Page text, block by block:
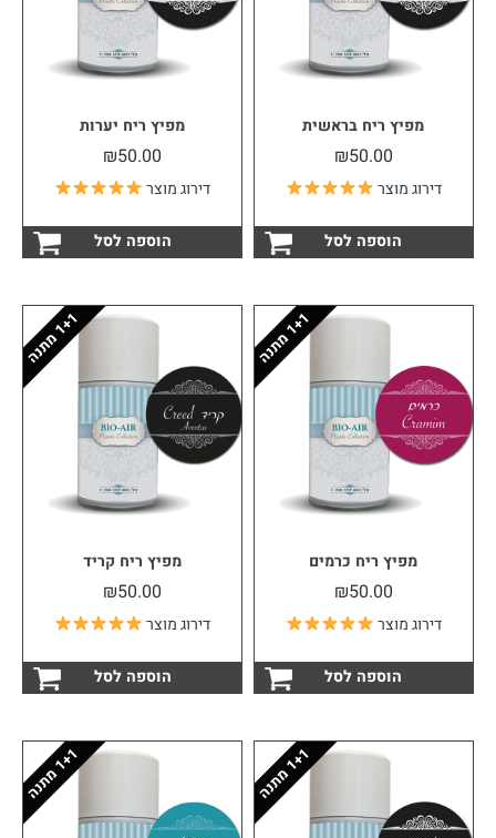
מפיץ ריח בראשית
₪50.00
דירוג מוצר
הוספה לסל
מפיץ ריח יערות
₪50.00
דירוג מוצר
הוספה לסל
1
+
1
מ
ת
נ
ה
מפיץ ריח כרמים
₪50.00
דירוג מוצר
הוספה לסל
1
+
1
מ
ת
נ
ה
מפיץ ריח קריד
₪50.00
דירוג מוצר
הוספה לסל
1
+
1
מ
ת
נ
ה
1
+
1
מ
ת
נ
ה